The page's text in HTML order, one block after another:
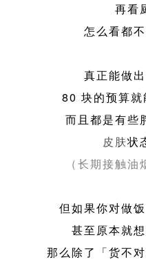
再看
怎么看都
真正能做
80 块的预算就
而且都是有些
皮肤状
（长期接触油
但如果你对做
甚至原本就
那么除了「货不